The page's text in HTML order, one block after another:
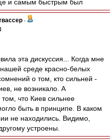
и самым быстрым был
-
эта дискуссия... Когда мне
среде красно-белых
о том, кто сильней -
не возникало. А
что Киев сильнее
быть в принципе. В каком
не находились. Видимо,
устроены.